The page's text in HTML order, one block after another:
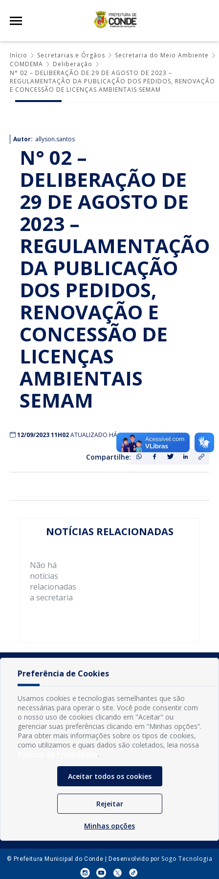
Início Secretarias e Órgãos
Secretaria do Meio Ambiente
COMDEMA
Deliberação
N° 02 – DELIBERAÇÃO DE 29 DE AGOSTO DE 2023 –
REGULAMENTAÇÃO DA PUBLICAÇÃO DOS PEDIDOS, RENOVAÇÃO
E CONCESSÃO DE LICENÇAS AMBIENTAIS SEMAM
Autor: allyson.santos
N° 02 –
DELIBERAÇÃO DE
29 DE AGOSTO DE
2023 –
REGULAMENTAÇÃO
DA PUBLICAÇÃO
DOS PEDIDOS,
RENOVAÇÃO E
CONCESSÃO DE
LICENÇAS
AMBIENTAIS
SEMAM
12/09/2023 11H02ATUALIZADO HÁ 3 ANOS
Compartilhe:
NOTÍCIAS RELACIONADAS
Não há
notícias
relacionadas
a secretaria
INFORMAÇÕES
Município de Conde - PB
LOC RODOVIA PB 018, SN, Centro, Conde, PB, 58322-000
(83) 3618-0548
Exp: Segunda a sexta, das 8h às 14h.
© Prefeitura Municipal do Conde | Desenvolvido por Sogo Tecnologia
Preferência de Cookies
Usamos cookies e tecnologias semelhantes que são
necessárias para operar o site. Você pode consentir com
o nosso uso de cookies clicando em "Aceitar" ou
gerenciar suas preferências clicando em “Minhas opções”.
Para obter mais informações sobre os tipos de cookies,
como utilizamos e quais dados são coletados, leia nossa
.
Aceitar todos os cookies
Rejeitar
Minhas opções